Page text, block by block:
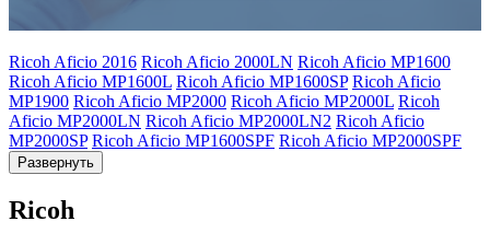
Ricoh Aficio 2016 Ricoh Aficio 2000LN Ricoh Aficio MP1600
Ricoh Aficio MP1600L Ricoh Aficio MP1600SP Ricoh Aficio
MP1900 Ricoh Aficio MP2000 Ricoh Aficio MP2000L Ricoh
Aficio MP2000LN Ricoh Aficio MP2000LN2 Ricoh Aficio
MP2000SP Ricoh Aficio MP1600SPF Ricoh Aficio MP2000SPF
Развернуть
Ricoh